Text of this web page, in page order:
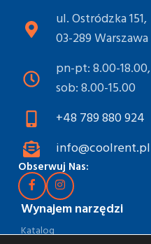
ul. Ostródzka 151,
03-289 Warszawa
pn-pt: 8.00-18.00,
sob: 8.00-15.00
+48 789 880 924
info@coolrent.pl
Obserwuj Nas:
Wynajem narzędzi
Katalog